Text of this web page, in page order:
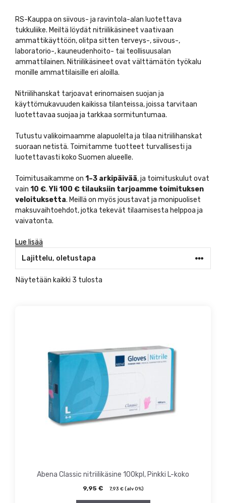
RS-Kauppa on siivous- ja ravintola-alan luotettava
tukkuliike. Meiltä löydät nitriilikäsineet vaativaan
ammattikäyttöön, olitpa sitten terveys-, siivous-,
laboratorio-, kauneudenhoito- tai teollisuusalan
ammattilainen. Nitriilikäsineet ovat välttämätön työkalu
monille ammattilaisille eri aloilla.
Nitriilihanskat tarjoavat erinomaisen suojan ja
käyttömukavuuden kaikissa tilanteissa, joissa tarvitaan
luotettavaa suojaa ja tarkkaa sormituntumaa.
Tutustu valikoimaamme alapuolelta ja tilaa nitriilihanskat
suoraan netistä. Toimitamme tuotteet turvallisesti ja
luotettavasti koko Suomen alueelle.
Toimitusaikamme on 1–3 arkipäivää, ja toimituskulut ovat
vain 10 €.Yli 100 € tilauksiin tarjoamme toimituksen
veloituksetta. Meillä on myös joustavat ja monipuoliset
maksuvaihtoehdot, jotka tekevät tilaamisesta helppoa ja
vaivatonta.
Lue lisää
Näytetään kaikki 3 tulosta
Abena Classic nitriilikäsine 100kpl, Pinkki L-koko
9,95 € 7,93 €(alv 0%)